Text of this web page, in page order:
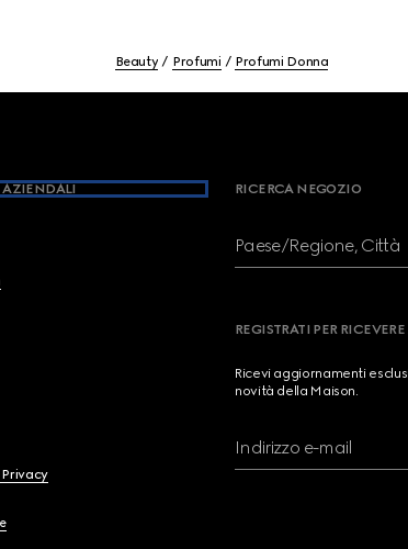
Beauty Profumi Profumi Donna
AZIENDALI RICERCA NEGOZIO
Paese/Regione, Città
REGISTRATI PER
Ricevi aggiornamenti
novità della Maison.
Indirizzo e-mail